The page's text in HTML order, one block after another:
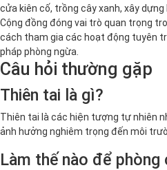
cửa kiên cố, trồng cây xanh, xây dựng
Cộng đồng đóng vai trò quan trọng
cách tham gia các hoạt động tuyên
pháp phòng ngừa.
Câu hỏi thường gặp
Thiên tai là gì?
Thiên tai là các hiện tượng tự nhiên
ảnh hưởng nghiêm trọng đến môi
Làm thế nào để phòng